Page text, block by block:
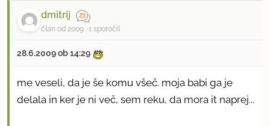
dmitrij
član od 2009 1 sporočil
28.6.2009 ob 14:29
me veseli, da je še komu všeč. moja babi ga je
delala in ker je ni več, sem reku, da mora it naprej...